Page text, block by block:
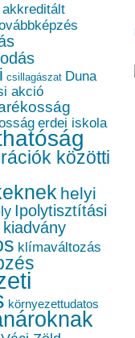
akkreditált
csillagászat Duna
akció
erdei iskola
közötti
helyi
Ipolytisztítási
kiadvány
klímaváltozás
környezettudatos